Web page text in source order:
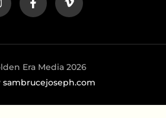
Era Media 2026
sambrucejoseph.com